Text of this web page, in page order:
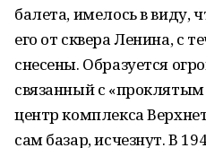
балета, имелось в виду,
его от сквера Ленина, с
снесены. Образуется
связанный с
центр комплекса
сам базар, исчезнут. В